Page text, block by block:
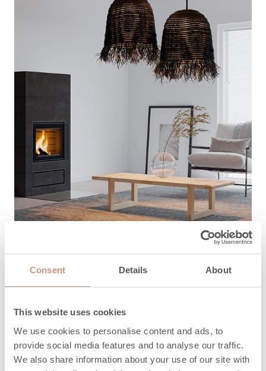
Consent Details About
This website uses cookies
We use cookies to personalise content and ads, to
provide social media features and to analyse our traffic.
We also share information about your use of our site with
Kuinka voimme
auttaa?
Täältä löydät ohjeet, huolto- ja
varaosaosapalvelun yhteystiedot sekä takuuasiat.